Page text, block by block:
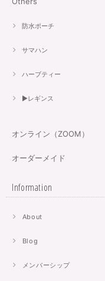
防水ポーチ
サマハン
ハーブティー
▶︎レギンス
オンライン（ZOOM）
オーダーメイド
Information
About
Blog
メンバーシップ